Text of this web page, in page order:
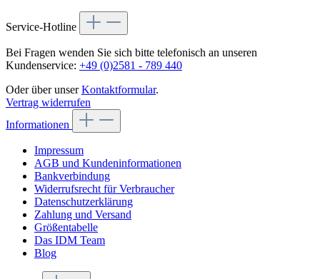
Service-Hotline
Bei Fragen wenden Sie sich bitte telefonisch an unseren
Kundenservice: +49 (0)2581 - 789 440
Oder über unserKontaktformular.
Vertrag widerrufen
Informationen
Impressum
AGB und Kundeninformationen
Bankverbindung
Widerrufsrecht für Verbraucher
Datenschutzerklärung
Zahlung und Versand
Größentabelle
Das IDM Team
Blog